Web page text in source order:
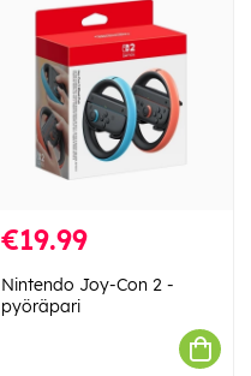
€19.99
Nintendo Joy-Con 2 -
pyöräpari